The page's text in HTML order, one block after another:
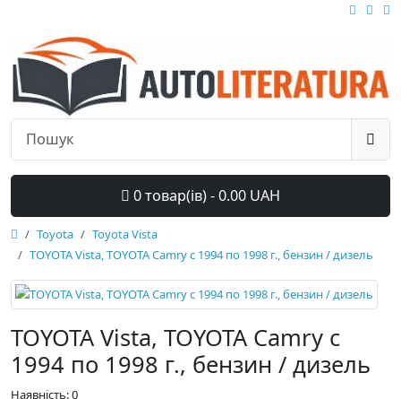
0 товар(ів) - 0.00 UAH
Toyota
Toyota Vista
TOYOTA Vista, TOYOTA Camry с 1994 по 1998 г., бензин / дизель
TOYOTA Vista, TOYOTA Camry с
1994 по 1998 г., бензин / дизель
Наявність: 0